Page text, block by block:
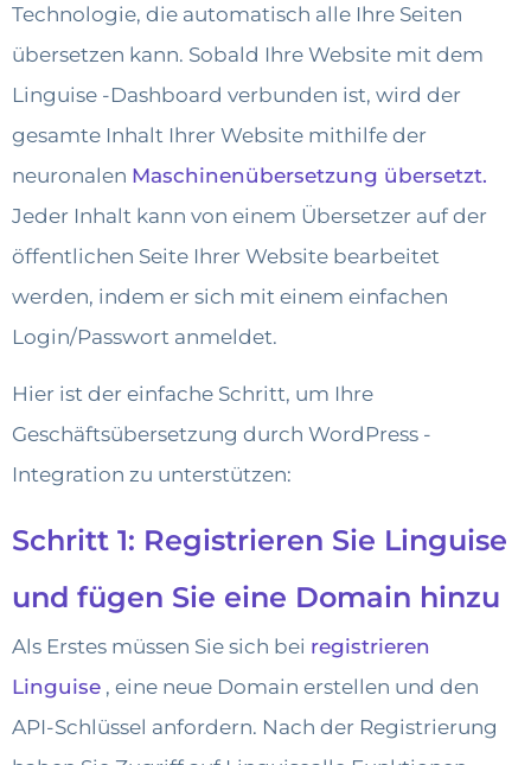
Technologie, die automatisch alle Ihre Seiten
übersetzen kann. Sobald Ihre Website mit dem
Linguise -Dashboard verbunden ist, wird der
gesamte Inhalt Ihrer Website mithilfe der
neuronalen Maschinenübersetzung übersetzt.
Jeder Inhalt kann von einem Übersetzer auf der
öffentlichen Seite Ihrer Website bearbeitet
werden, indem er sich mit einem einfachen
Login/Passwort anmeldet.
Hier ist der einfache Schritt, um Ihre
Geschäftsübersetzung durch WordPress -
Integration zu unterstützen:
Schritt 1: Registrieren Sie Linguise
und fügen Sie eine Domain hinzu
Als Erstes müssen Sie sich bei registrieren
Linguise , eine neue Domain erstellen und den
API-Schlüssel anfordern. Nach der Registrierung